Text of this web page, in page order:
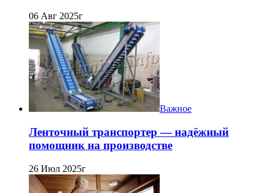
06 Авг 2025г
Важное
Ленточный транспортер — надёжный
помощник на производстве
26 Июл 2025г